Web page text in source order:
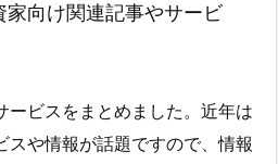
家向け関連記事やサービ
ービスをまとめました。近年は
スや情報が話題ですので、情報